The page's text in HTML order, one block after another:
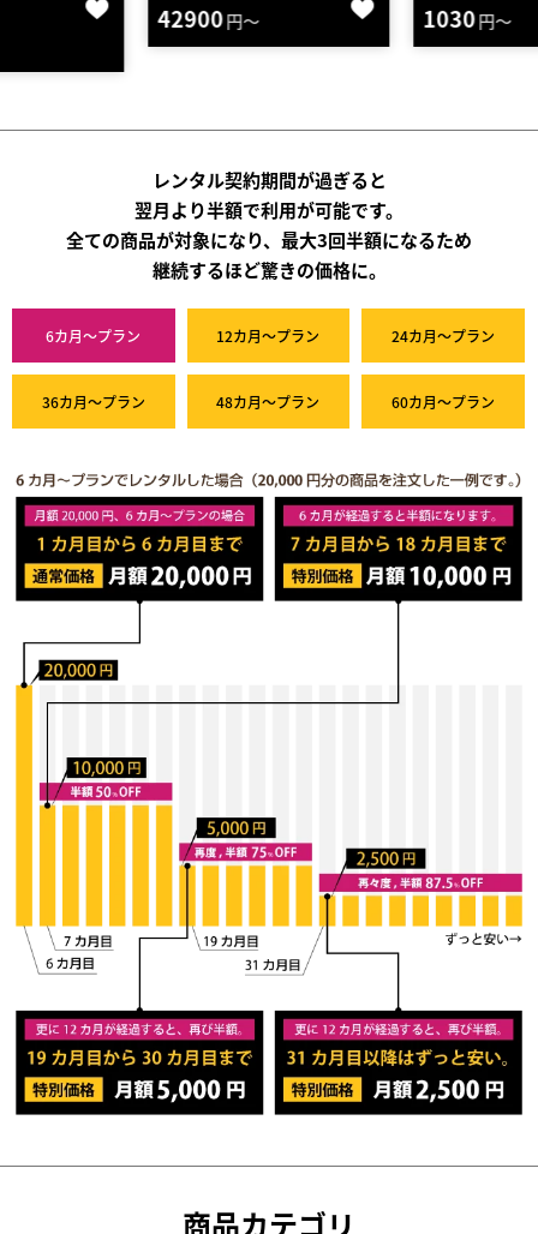
42900円～ 円～
レンタル契約期間が過ぎると
翌月より半額で利用が可能です。
全ての商品が対象になり、最大3回半額になるため
継続するほど驚きの価格に。
6カ月～プラン 12カ月～プラン 24カ月～プラン
36カ月～プラン 48カ月～プラン 60カ月～プラン
商品カテゴリ